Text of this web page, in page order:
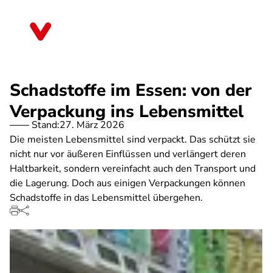
Schadstoffe im Essen: von der
Verpackung ins Lebensmittel
Stand:27. März 2026
Die meisten Lebensmittel sind verpackt. Das schützt sie
nicht nur vor äußeren Einflüssen und verlängert deren
Haltbarkeit, sondern vereinfacht auch den Transport und
die Lagerung. Doch aus einigen Verpackungen können
Schadstoffe in das Lebensmittel übergehen.